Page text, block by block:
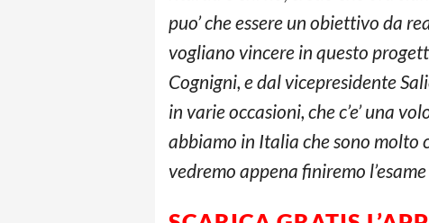
puo’ che essere un obiettivo da
vogliano vincere in questo
Cognigni, e dal vicepresidente
in varie occasioni, che c’e’ una
abbiamo in Italia che sono molto
vedremo appena finiremo